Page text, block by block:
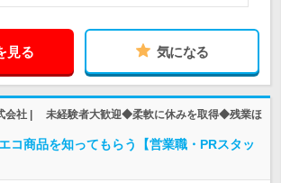
見る 気になる
会社 | 未経験者大歓迎◆柔軟に休みを取得◆残業ほ
コ商品を知ってもらう【営業職・PRスタッ